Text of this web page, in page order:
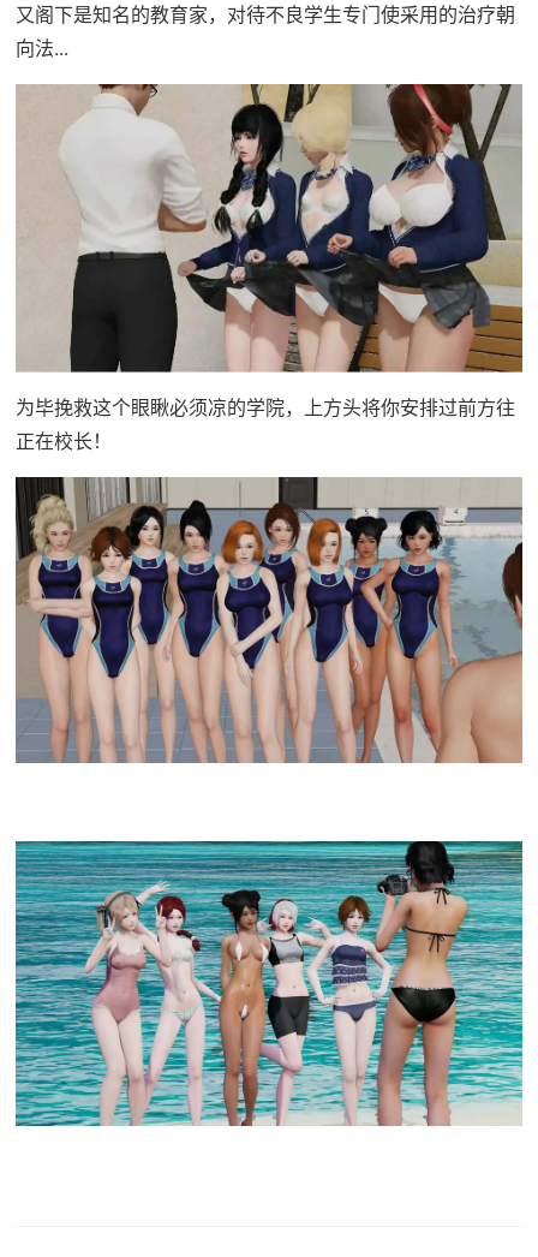
又阁下是知名的教育家，对待不良学生专门使采用的治疗朝
向法...
为毕挽救这个眼瞅必须凉的学院，上方头将你安排过前方往
正在校长！